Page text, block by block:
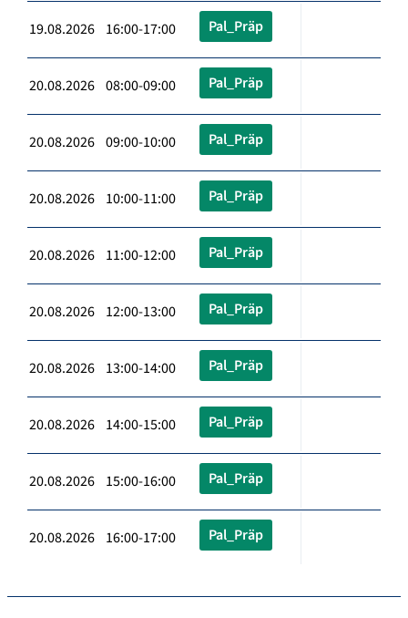
19.08.2026 16:00-17:00 Pal_Präp
20.08.2026 08:00-09:00 Pal_Präp
20.08.2026 09:00-10:00 Pal_Präp
20.08.2026 10:00-11:00 Pal_Präp
20.08.2026 11:00-12:00 Pal_Präp
20.08.2026 12:00-13:00 Pal_Präp
20.08.2026 13:00-14:00 Pal_Präp
20.08.2026 14:00-15:00 Pal_Präp
20.08.2026 15:00-16:00 Pal_Präp
20.08.2026 16:00-17:00 Pal_Präp